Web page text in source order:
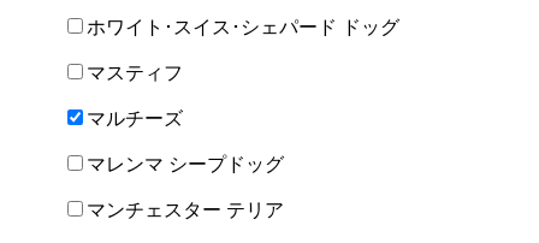
ホワイト･スイス･シェパード ドッグ
マスティフ
マルチーズ
マレンマ シープドッグ
マンチェスター テリア